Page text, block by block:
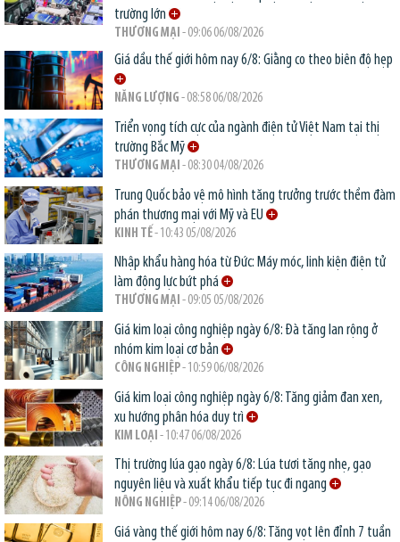
trường lớn
THƯƠNG MẠI - 09:06 06/08/2026
Giá dầu thế giới hôm nay 6/8: Giằng co theo biên độ hẹp
NĂNG LƯỢNG - 08:58 06/08/2026
Triển vọng tích cực của ngành điện tử Việt Nam tại thị
trường Bắc Mỹ
THƯƠNG MẠI - 08:30 04/08/2026
Trung Quốc bảo vệ mô hình tăng trưởng trước thềm đàm
phán thương mại với Mỹ và EU
KINH TẾ- 10:43 05/08/2026
Nhập khẩu hàng hóa từ Đức: Máy móc, linh kiện điện tử
làm động lực bứt phá
THƯƠNG MẠI - 09:05 05/08/2026
Giá kim loại công nghiệp ngày 6/8: Đà tăng lan rộng ở
nhóm kim loại cơ bản
CÔNG NGHIỆP- 10:59 06/08/2026
Giá kim loại công nghiệp ngày 6/8: Tăng giảm đan xen,
xu hướng phân hóa duy trì
KIM LOẠI - 10:47 06/08/2026
Thị trường lúa gạo ngày 6/8: Lúa tươi tăng nhẹ, gạo
nguyên liệu và xuất khẩu tiếp tục đi ngang
NÔNG NGHIỆP- 09:14 06/08/2026
Giá vàng thế giới hôm nay 6/8: Tăng vọt lên đỉnh 7 tuần